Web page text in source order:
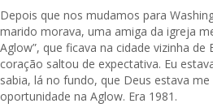
Depois que nos mudamos para
marido morava, uma amiga da igreja
Aglow”, que ficava na cidade vizinha de
coração saltou de expectativa. Eu
sabia, lá no fundo, que Deus estava
oportunidade na Aglow. Era 1981.